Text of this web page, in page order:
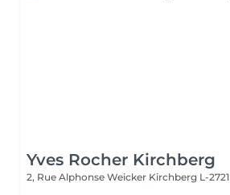
Yves Rocher Kirchberg
2, Rue Alphonse Weicker Kirchberg L-2721